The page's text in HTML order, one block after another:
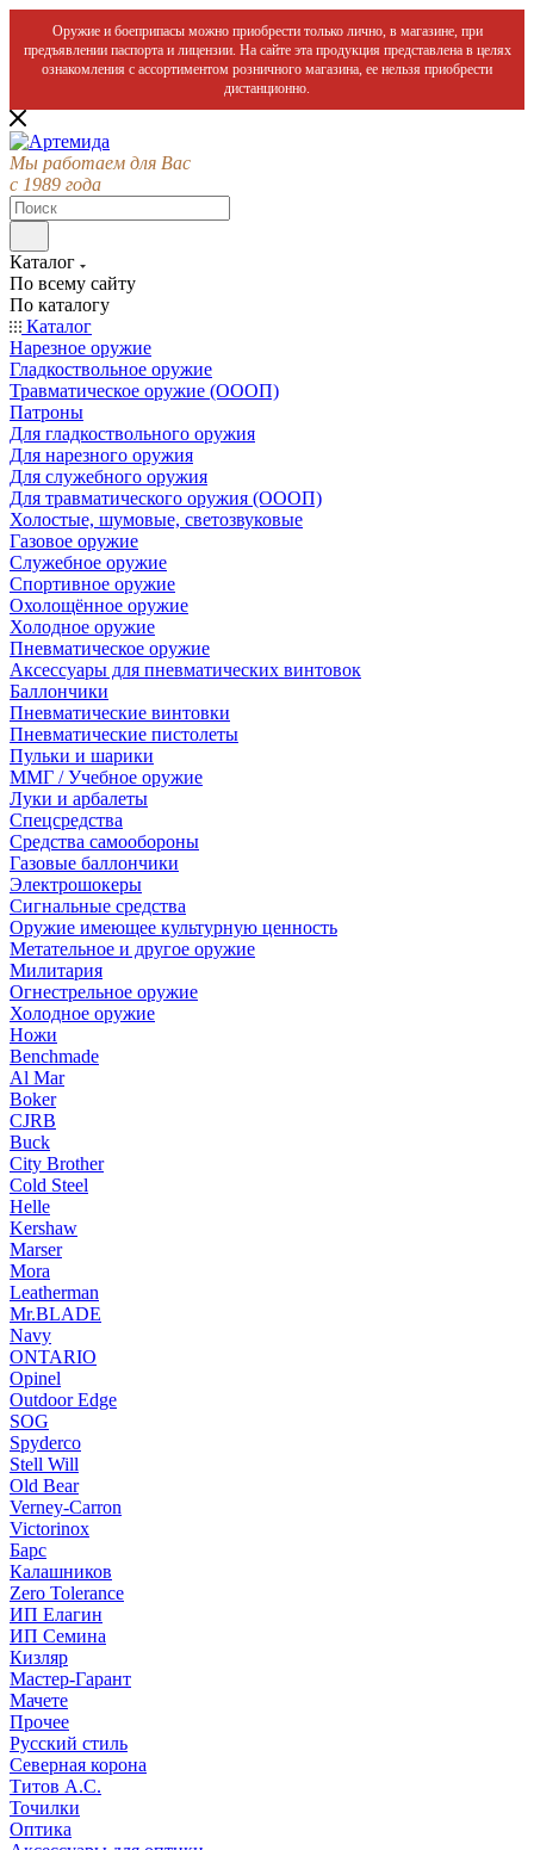
Оружие и боеприпасы можно приобрести только лично, в магазине, при
предъявлении паспорта и лицензии. На сайте эта продукция представлена в целях
ознакомления с ассортиментом розничного магазина, ее нельзя приобрести
дистанционно.
Мы работаем для Вас
с 1989 года
Каталог
По всему сайту
По каталогу
Каталог
Нарезное оружие
Гладкоствольное оружие
Травматическое оружие (ОООП)
Патроны
Для гладкоствольного оружия
Для нарезного оружия
Для служебного оружия
Для травматического оружия (ОООП)
Холостые, шумовые, светозвуковые
Газовое оружие
Служебное оружие
Спортивное оружие
Охолощённое оружие
Холодное оружие
Пневматическое оружие
Аксессуары для пневматических винтовок
Баллончики
Пневматические винтовки
Пневматические пистолеты
Пульки и шарики
ММГ / Учебное оружие
Луки и арбалеты
Спецсредства
Средства самообороны
Газовые баллончики
Электрошокеры
Сигнальные средства
Оружие имеющее культурную ценность
Метательное и другое оружие
Милитария
Огнестрельное оружие
Холодное оружие
Ножи
Benchmade
Al Mar
Boker
CJRB
Buck
City Brother
Cold Steel
Helle
Kershaw
Marser
Mora
Leatherman
Mr.BLADE
Navy
ONTARIO
Opinel
Outdoor Edge
SOG
Spyderco
Stell Will
Old Bear
Verney-Carron
Victorinox
Барс
Калашников
Zero Tolerance
ИП Елагин
ИП Семина
Кизляр
Мастер-Гарант
Мачете
Прочее
Русский стиль
Северная корона
Титов А.С.
Точилки
Оптика